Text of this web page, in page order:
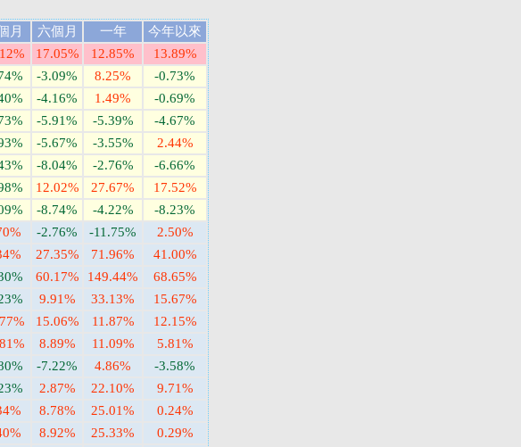
月 六個月 一年
今年以來
17.05% 12.85%
13.89%
-3.09% 8.25%
-0.73%
-4.16% 1.49%
-0.69%
-5.91% -5.39%
-4.67%
-5.67% -3.55%
2.44%
-8.04% -2.76%
-6.66%
12.02% 27.67%
17.52%
-8.74% -4.22%
-8.23%
-2.76% -11.75%
2.50%
27.35% 71.96%
41.00%
60.17% 149.44%
68.65%
9.91% 33.13%
15.67%
15.06% 11.87%
12.15%
8.89% 11.09%
5.81%
-7.22% 4.86%
-3.58%
2.87% 22.10%
9.71%
8.78% 25.01%
0.24%
8.92% 25.33%
0.29%